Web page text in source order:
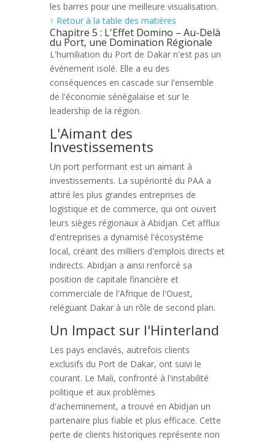
les barres pour une meilleure visualisation.
↑ Retour à la table des matières
Chapitre 5 : L'Effet Domino – Au-Delà
du Port, une Domination Régionale
L'humiliation du Port de Dakar n'est pas un
événement isolé. Elle a eu des
conséquences en cascade sur l'ensemble
de l'économie sénégalaise et sur le
leadership de la région.
L'Aimant des
Investissements
Un port performant est un aimant à
investissements. La supériorité du PAA a
attiré les plus grandes entreprises de
logistique et de commerce, qui ont ouvert
leurs sièges régionaux à Abidjan. Cet afflux
d'entreprises a dynamisé l'écosystème
local, créant des milliers d'emplois directs et
indirects. Abidjan a ainsi renforcé sa
position de capitale financière et
commerciale de l'Afrique de l'Ouest,
reléguant Dakar à un rôle de second plan.
Un Impact sur l'Hinterland
Les pays enclavés, autrefois clients
exclusifs du Port de Dakar, ont suivi le
courant. Le Mali, confronté à l'instabilité
politique et aux problèmes
d'acheminement, a trouvé en Abidjan un
partenaire plus fiable et plus efficace. Cette
perte de clients historiques représente non